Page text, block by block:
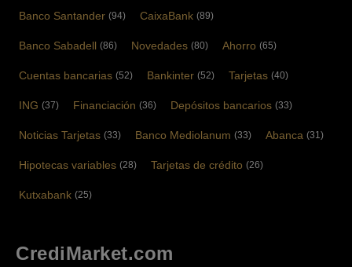
Banco Santander (94) CaixaBank (89)
Banco Sabadell (86) Novedades (80) Ahorro (65)
Cuentas bancarias (52) Bankinter (52) Tarjetas (40)
ING (37) Financiación (36) Depósitos bancarios (33)
Noticias Tarjetas (33) Banco Mediolanum (33) Abanca (31)
Hipotecas variables (28) Tarjetas de crédito (26)
Kutxabank (25)
CrediMarket.com